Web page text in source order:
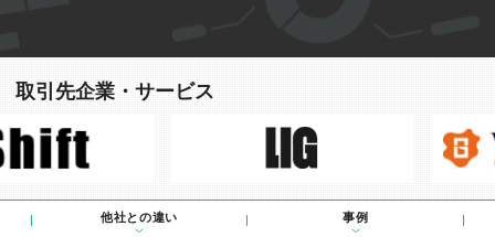
取引先企業・サービス
他社との違い 事例